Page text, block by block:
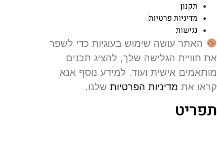
תקנון
מדיניות פרטיות
נגישות
האתר עושה שימוש בעוגיות כדי לשפר
חוויית הגלישה שלך, להציג תכנים
אישית ועוד. למידע נוסף אנא
אתמדיניות הפרטיותשלנו.